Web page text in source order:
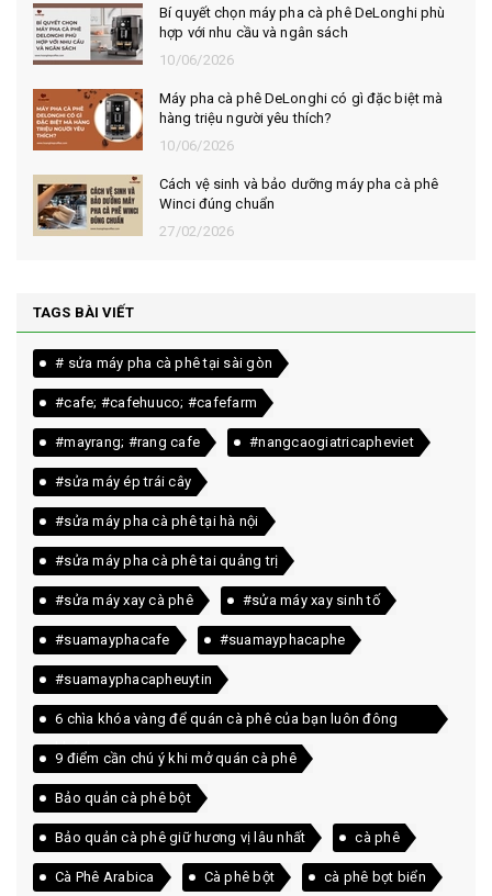
Bí quyết chọn máy pha cà phê DeLonghi phù
hợp với nhu cầu và ngân sách
10/06/2026
Máy pha cà phê DeLonghi có gì đặc biệt mà
hàng triệu người yêu thích?
10/06/2026
Cách vệ sinh và bảo dưỡng máy pha cà phê
Winci đúng chuẩn
27/02/2026
TAGS BÀI VIẾT
# sửa máy pha cà phê tại sài gòn
#cafe; #cafehuuco; #cafefarm
#mayrang; #rang cafe #nangcaogiatricapheviet
#sửa máy ép trái cây
#sửa máy pha cà phê tại hà nội
#sửa máy pha cà phê tai quảng trị
#sửa máy xay cà phê #sửa máy xay sinh tố
#suamayphacafe #suamayphacaphe
#suamayphacapheuytin
6 chìa khóa vàng để quán cà phê của bạn luôn đông
khách
9 điểm cần chú ý khi mở quán cà phê
Bảo quản cà phê bột
Bảo quản cà phê giữ hương vị lâu nhất cà phê
Cà Phê Arabica Cà phê bột cà phê bọt biển